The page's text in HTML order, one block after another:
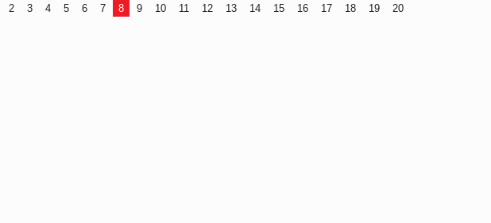
2 3 4 5 6 7 8 9 10 11 12 13 14 15 16 17 18 19 20